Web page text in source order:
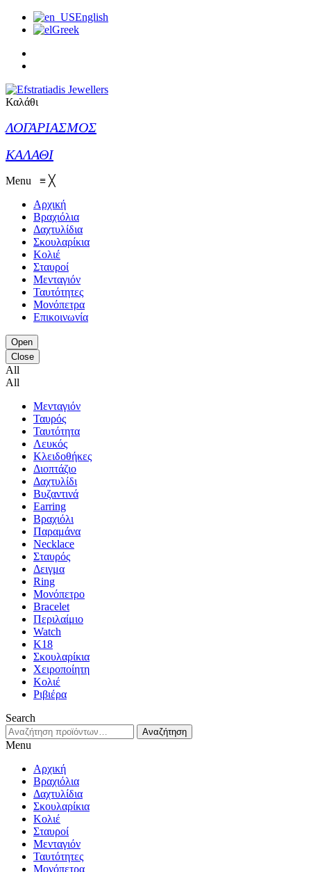
English
Greek
Καλάθι
ΛΟΓΑΡΙΑΣΜΟΣ
ΚΑΛΑΘΙ
Menu ≡ ╳
Αρχική
Βραχιόλια
Δαχτυλίδια
Σκουλαρίκια
Κολιέ
Σταυροί
Μενταγιόν
Ταυτότητες
Μονόπετρα
Επικοινωνία
Open
Close
All
All
Μενταγιόν
Ταυρός
Ταυτότητα
Λευκός
Κλειδοθήκες
Διοπτάζιο
Δαχτυλίδι
Βυζαντινά
Earring
Βραχιόλι
Παραμάνα
Necklace
Σταυρός
Δειγμα
Ring
Μονόπετρο
Bracelet
Περιλαίμιο
Watch
K18
Σκουλαρίκια
Χειροποίητη
Κολιέ
Ριβιέρα
Search
Αναζήτηση
για:
Αναζήτηση
Menu
Αρχική
Βραχιόλια
Δαχτυλίδια
Σκουλαρίκια
Κολιέ
Σταυροί
Μενταγιόν
Ταυτότητες
Μονόπετρα